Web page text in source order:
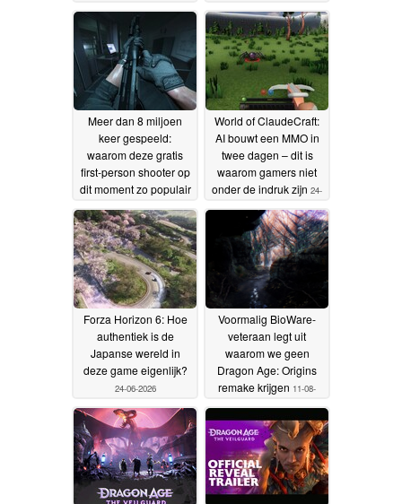
2026
Meer dan 8 miljoen
keer gespeeld:
waarom deze gratis
first-person shooter op
dit moment zo populair
24-06-2026
World of ClaudeCraft:
AI bouwt een MMO in
twee dagen – dit is
waarom gamers niet
onder de indruk zijn 24-
06-2026
Forza Horizon 6: Hoe
authentiek is de
Japanse wereld in
deze game eigenlijk?
24-06-2026
Voormalig BioWare-
veteraan legt uit
waarom we geen
Dragon Age: Origins
remake krijgen 11-08-
2025